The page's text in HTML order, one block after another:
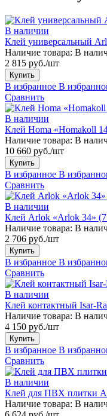
В наличии
Клей универсальный
Наличие товара: В
2 815 руб./шт
Купить
В избранное В
Сравнить
В наличии
Клей Homa «Homakoll
Наличие товара: В
10 660 руб./шт
Купить
В избранное В
Сравнить
В наличии
Клей Arlok «Arlok 34» (7
Наличие товара: В
2 706 руб./шт
Купить
В избранное В
Сравнить
В наличии
Клей контактный Isar-
Наличие товара: В
4 150 руб./шт
Купить
В избранное В
Сравнить
В наличии
Клей для ПВХ плитки
Наличие товара: В